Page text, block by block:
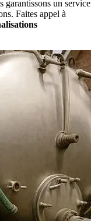
garantissons un service
Faites appel à